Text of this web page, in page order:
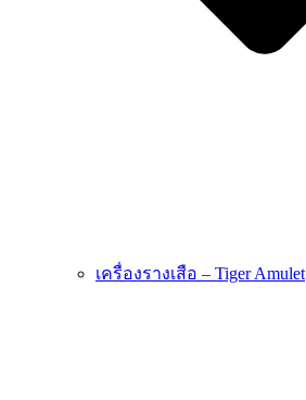
เครื่องรางเสือ – Tiger Amulet